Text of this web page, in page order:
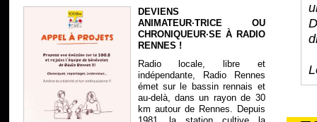
DEVIENS
ANIMATEUR·TRICE OU
CHRONIQUEUR·SE À RADIO
RENNES !
Radio locale, libre et
indépendante, Radio Rennes
émet sur le bassin rennais et
au-delà, dans un rayon de 30
km autour de Rennes. Depuis